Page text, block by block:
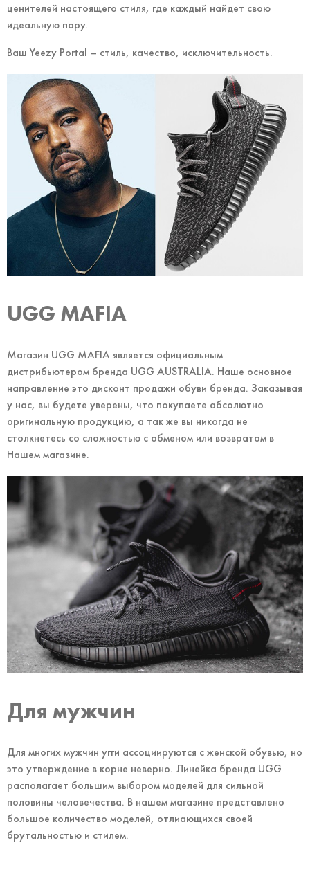
ценителей настоящего стиля, где каждый найдет свою
идеальную пару.
Ваш Yeezy Portal – стиль, качество, исключительность.
UGG MAFIA
Магазин UGG MAFIA является официальным
дистрибьютером бренда UGG AUSTRALIA. Наше основное
направление это дисконт продажи обуви бренда. Заказывая
у нас, вы будете уверены, что покупаете абсолютно
оригинальную продукцию, а так же вы никогда не
столкнетесь со сложностью с обменом или возвратом в
Нашем магазине.
Для мужчин
Для многих мужчин угги ассоциируются с женской обувью, но
это утверждение в корне неверно. Линейка бренда UGG
располагает большим выбором моделей для сильной
половины человечества. В нашем магазине представлено
большое количество моделей, отлиающихся своей
брутальностью и стилем.